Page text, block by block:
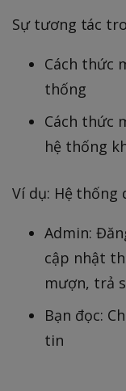
Sự tương tác
Cách thức
thống
Cách thức
hệ thống
Ví dụ: Hệ thống
Admin:
cập nhật
mượn, trả
Bạn đọc:
tin